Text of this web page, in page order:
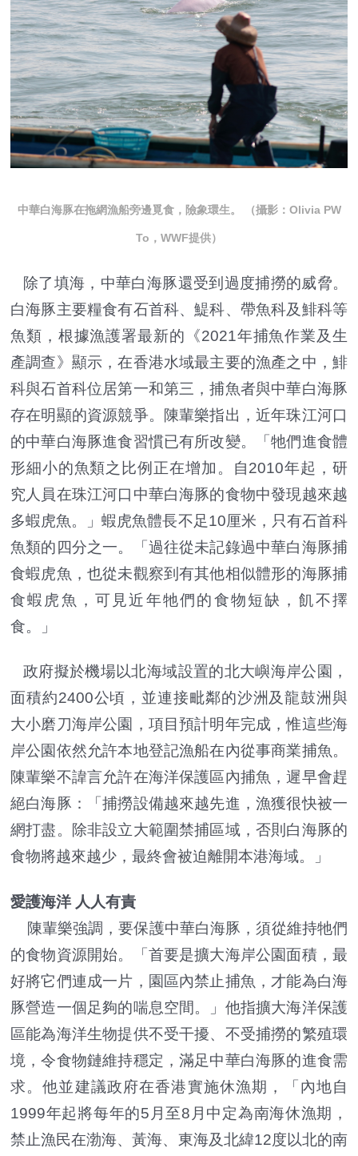
中華白海豚在拖網漁船旁邊覓食，險象環生。 （攝影：Olivia PW
To，WWF提供）
除了填海，中華白海豚還受到過度捕撈的威脅。
白海豚主要糧食有石首科、鯷科、帶魚科及鯡科等
魚類，根據漁護署最新的《2021年捕魚作業及生
產調查》顯示，在香港水域最主要的漁產之中，鯡
科與石首科位居第一和第三，捕魚者與中華白海豚
存在明顯的資源競爭。陳輩樂指出，近年珠江河口
的中華白海豚進食習慣已有所改變。「牠們進食體
形細小的魚類之比例正在增加。自2010年起，研
究人員在珠江河口中華白海豚的食物中發現越來越
多蝦虎魚。」蝦虎魚體長不足10厘米，只有石首科
魚類的四分之一。「過往從未記錄過中華白海豚捕
食蝦虎魚，也從未觀察到有其他相似體形的海豚捕
食蝦虎魚，可見近年牠們的食物短缺，飢不擇
食。」
政府擬於機場以北海域設置的北大嶼海岸公園，
面積約2400公頃，並連接毗鄰的沙洲及龍鼓洲與
大小磨刀海岸公園，項目預計明年完成，惟這些海
岸公園依然允許本地登記漁船在內從事商業捕魚。
陳輩樂不諱言允許在海洋保護區內捕魚，遲早會趕
絕白海豚：「捕撈設備越來越先進，漁獲很快被一
網打盡。除非設立大範圍禁捕區域，否則白海豚的
食物將越來越少，最終會被迫離開本港海域。」
愛護海洋 人人有責
陳輩樂強調，要保護中華白海豚，須從維持牠們
的食物資源開始。「首要是擴大海岸公園面積，最
好將它們連成一片，園區內禁止捕魚，才能為白海
豚營造一個足夠的喘息空間。」他指擴大海洋保護
區能為海洋生物提供不受干擾、不受捕撈的繁殖環
境，令食物鏈維持穩定，滿足中華白海豚的進食需
求。他並建議政府在香港實施休漁期，「內地自
1999年起將每年的5月至8月中定為南海休漁期，
禁止漁民在渤海、黃海、東海及北緯12度以北的南